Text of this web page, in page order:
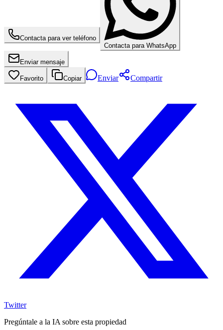
Contacta para ver teléfono
Contacta para WhatsApp
Enviar mensaje
Favorito Copiar Enviar Compartir
Twitter
Pregúntale a la IA sobre esta propiedad